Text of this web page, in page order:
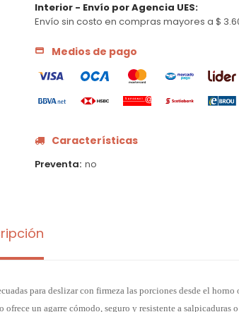
Interior - Envío por Agencia UES:
Envío sin costo en compras mayores a $
Medios de pago
Características
Preventa no
para deslizar con firmeza las porciones desde el horno
un agarre cómodo, seguro y resistente a salpicaduras